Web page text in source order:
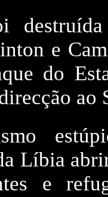
e
do
ao
Líbia
e